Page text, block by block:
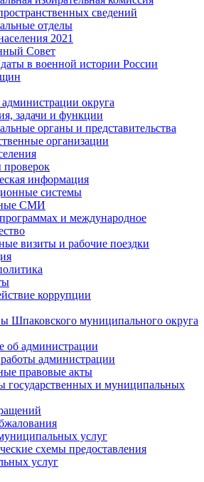
сведений
отделы
2021
Совет
в военной истории России
округа
задачи и функции
органы и представительства
организации
проверок
информация
системы
СМИ
и международное
визиты и рабочие поездки
коррупции
Шпаковского муниципального округа
об администрации
администрации
правовые акты
государственных и муниципальных
услуг
схемы предоставления
услуг